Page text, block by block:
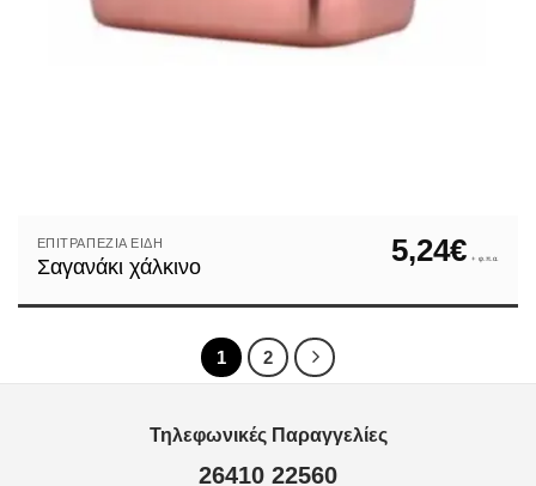
ΕΠΙΤΡΑΠΈΖΙΑ ΕΊΔΗ
Σαγανάκι χάλκινο 5,24€ + φ.π.α.
1 2
Τηλεφωνικές Παραγγελίες
26410 22560